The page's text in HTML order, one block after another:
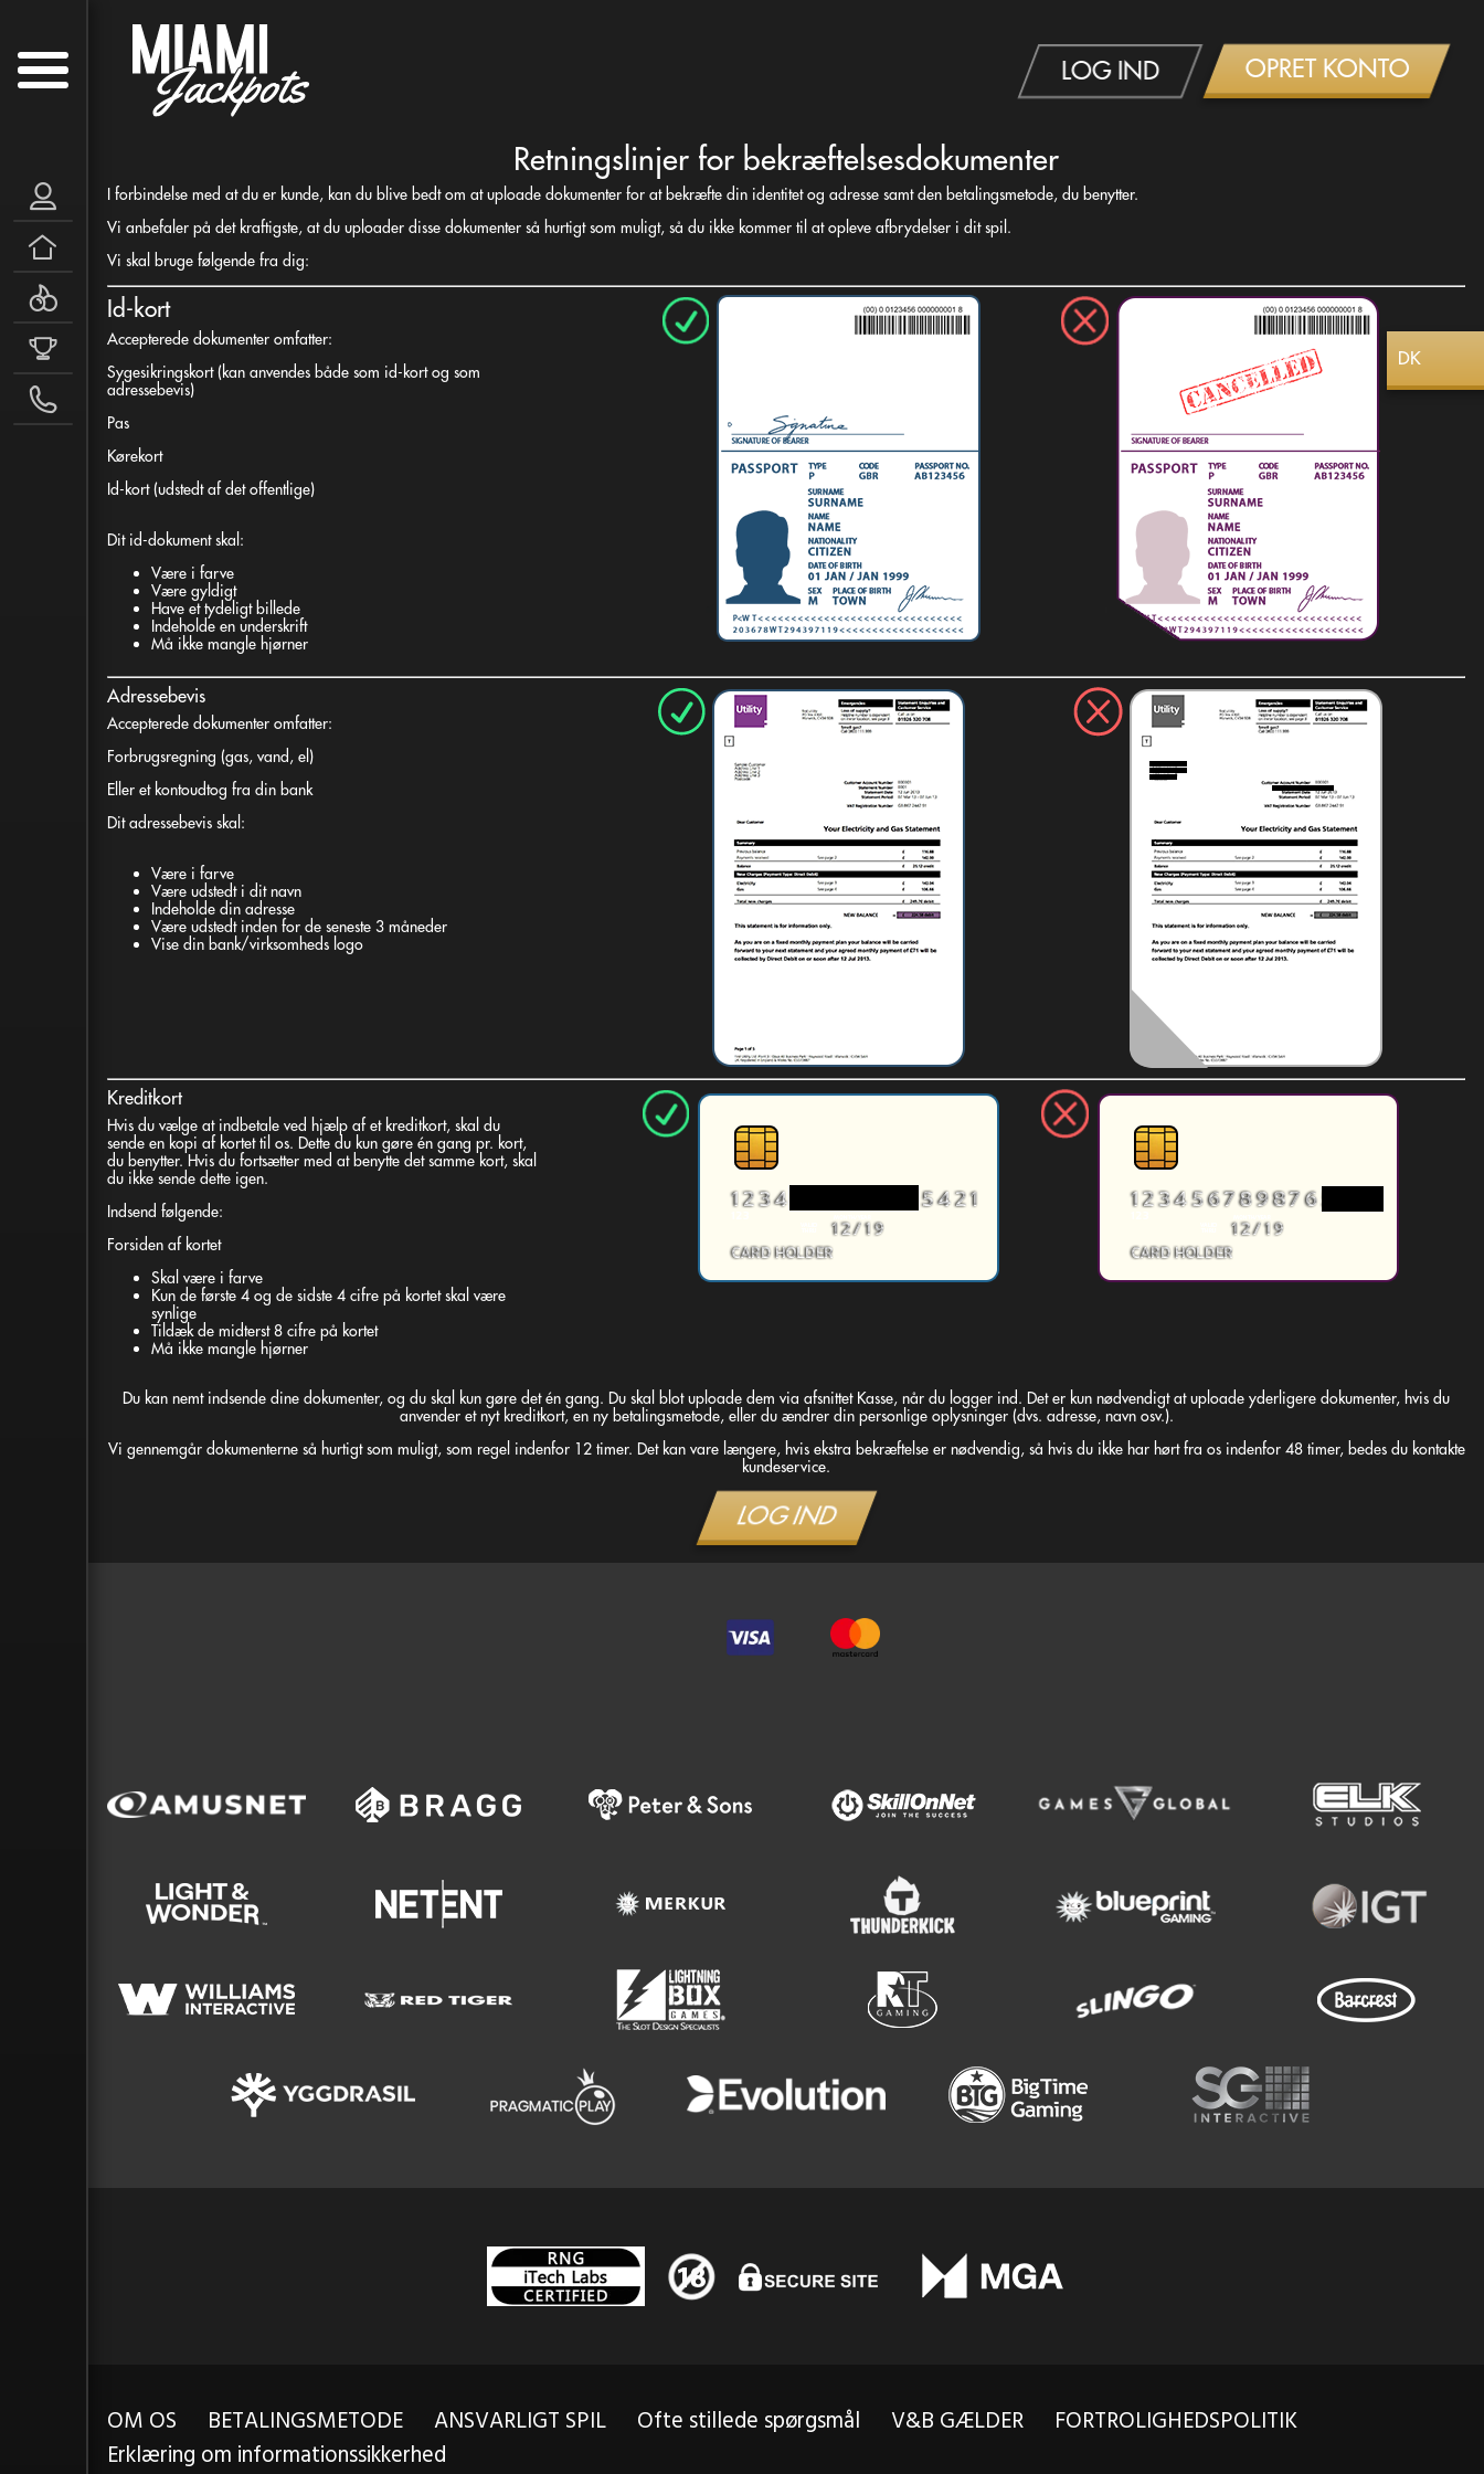
LOG IND OPRET KONTO
DK
Retningslinjer for bekræftelsesdokumenter
I forbindelse med at du er kunde, kan du blive bedt om at uploade dokumenter for at bekræfte din identitet og adresse samt den betalingsmetode, du benytter.
Vi anbefaler på det kraftigste, at du uploader disse dokumenter så hurtigt som muligt, så du ikke kommer til at opleve afbrydelser i dit spil.
Vi skal bruge følgende fra dig:
Id-kort
Accepterede dokumenter omfatter:
Sygesikringskort(kan anvendes både som id-kort og som
adressebevis)
Pas
Kørekort
Id-kort(udstedt af det offentlige)
Dit id-dokument skal:
Være i farve
Være gyldigt
Have et tydeligt billede
Indeholde en underskrift
Må ikke mangle hjørner
Adressebevis
Accepterede dokumenter omfatter:
Forbrugsregning (gas, vand, el)
Eller et kontoudtog fra din bank
Dit adressebevis skal:
Være i farve
Være udstedt i dit navn
Indeholde din adresse
Være udstedt inden for de seneste 3 måneder
Vise din bank/virksomheds logo
Kreditkort
Hvis du vælge at indbetale ved hjælp af et kreditkort, skal du
sende en kopi af kortet til os. Dette du kun gøre én gang pr. kort,
du benytter. Hvis du fortsætter med at benytte det samme kort, skal
du ikke sende dette igen.
Indsend følgende:
Forsiden af kortet
Skal være i farve
Kun de første 4 og de sidste 4 cifre på kortet skal være
synlige
Tildæk de midterst 8 cifre på kortet
Må ikke mangle hjørner
Du kan nemt indsende dine dokumenter, og du skal kun gøre det én gang. Du skal blot uploade dem via afsnittet Kasse, når du logger ind. Det er kun nødvendigt at uploade yderligere dokumenter, hvis du
anvender et nyt kreditkort, en ny betalingsmetode, eller du ændrer din personlige oplysninger (dvs. adresse, navn osv.).
Vi gennemgår dokumenterne så hurtigt som muligt, som regel indenfor 12 timer. Det kan vare længere, hvis ekstra bekræftelse er nødvendig, så hvis du ikke har hørt fra os indenfor 48 timer, bedes du kontakte
kundeservice.
LOG IND
OM OS BETALINGSMETODE ANSVARLIGT SPIL Ofte stillede spørgsmål V&B GÆLDER
FORTROLIGHEDSPOLITIK
Erklæring om informationssikkerhed